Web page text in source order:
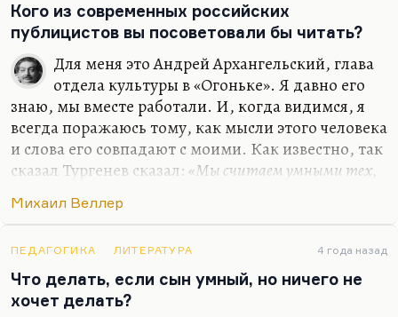
Идея Третьего Завета связана с другим. Человек,
безусловно, эволюционирует. И чем более он
эволюционирует… Вот главная линия эволюции,
как мне кажется, она направлена всё-таки прочь
от имманентности, от данности к рукотворности.
Человек всё больше эмансипируется от того,…
Кого из современных российских
публицистов вы посоветовали бы читать?
Для меня это Андрей Архангельский, глава
отдела культуры в «Огоньке». Я давно его
знаю, мы вместе работали. И, когда видимся, я
всегда поражаюсь тому, как мысли этого человека
и слова его совпадают с моими. Как известно, так
сказал Тургенев сказал: «Мы считаем умными тех,
том, что он выражает эти мысли с удивительной
человек. Я очень его люблю и желаю ему
всяческого успеха.
Естественно, я всегда с интересом читаю Веллера,
Михаил Веллер
ПЕДАГОГИКА ЛИТЕРАТУРА 4 года назад
Что делать, если сын умный, но ничего не
хочет делать?